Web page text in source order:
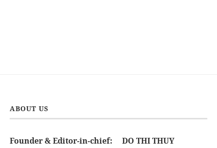
ABOUT US
Founder & Editor-in-chief:
DO THI THUY